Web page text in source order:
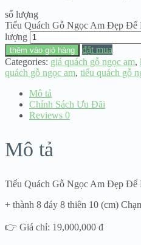
số lượng
Tiểu Quách Gỗ Ngọc Am Đẹp
lượng
thêm vào giỏ hàng
đặt mua
Categories: giá quách gỗ ngọc am,
quách gỗ ngọc am, tiểu quách gỗ
Mô tả
Chính Sách Ưu Đãi
Reviews 0
Mô tả
Tiểu Quách Gỗ Ngọc Am Đẹp
+ thành 8 đáy 8 thiên 10 (cm)
👉 Giá chỉ: 19,000,000 đ